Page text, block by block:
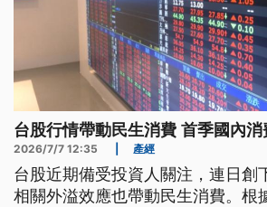
台股行情帶動民生消費 首季國內
2026/7/7 12:35 產經
台股近期備受投資人關注，連日創
相關外溢效應也帶動民生消費。根